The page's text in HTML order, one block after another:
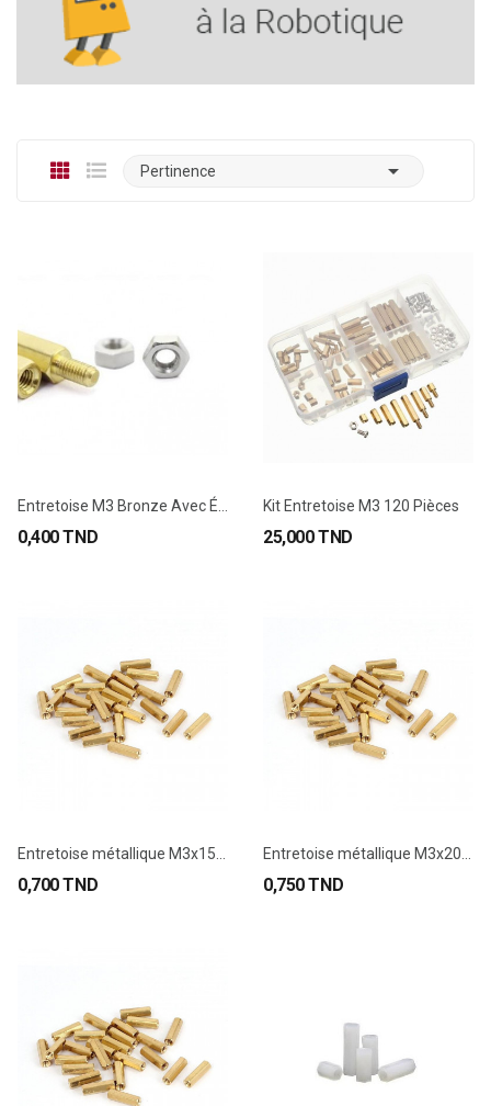
Pertinence 
0,400 TND
Kit Entretoise M3 120 Pièces
25,000 TND
0,700 TND 0,750 TND